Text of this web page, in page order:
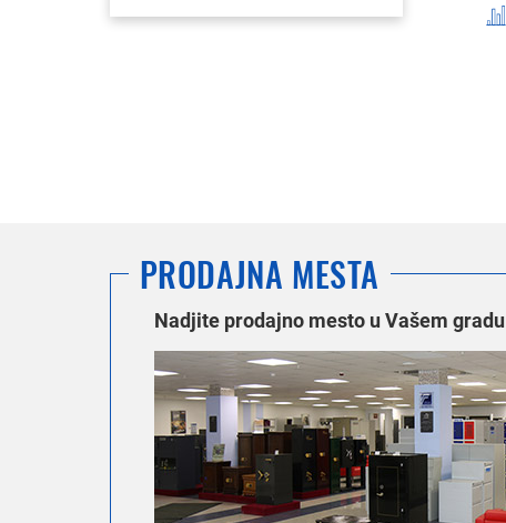
PRODAJNA MESTA
Nadjite prodajno mesto u Vašem gradu